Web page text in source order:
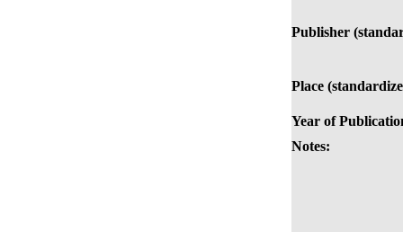
Publisher
Place
Year of
Notes: